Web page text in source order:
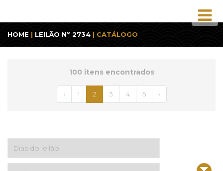
HOME | LEILÃO Nº 2734 | CATÁLOGO
100 itens encontrados
‹ 1 2 3 4 5 ›